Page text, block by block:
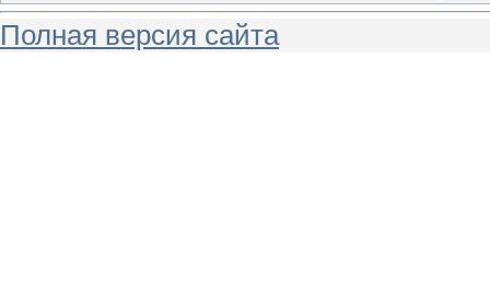
Полная версия сайта